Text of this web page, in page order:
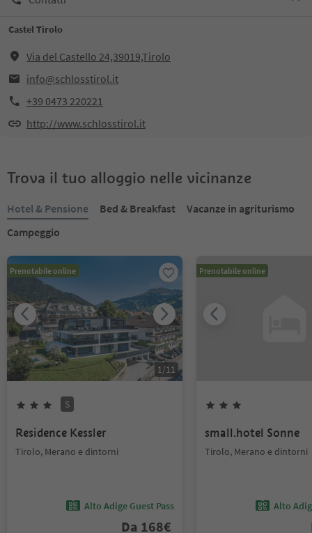
Castel Tirolo
Via del Castello 24,39019,Tirolo
info@schlosstirol.it
+39 0473 220221
http://www.schlosstirol.it
Trova il tuo alloggio nelle vicinanze
Hotel & Pensione Bed & Breakfast
Vacanze in agriturismo
Campeggio
Prenotabile online
1/11
S
Residence Kessler
Tirolo, Merano e dintorni
Alto Adige Guest Pass
Da 168€
Prenotabile online
small.hotel Sonne
Tirolo, Merano e dintorni
Alto